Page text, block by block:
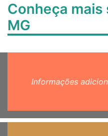
Conheça mais
MG
Informações